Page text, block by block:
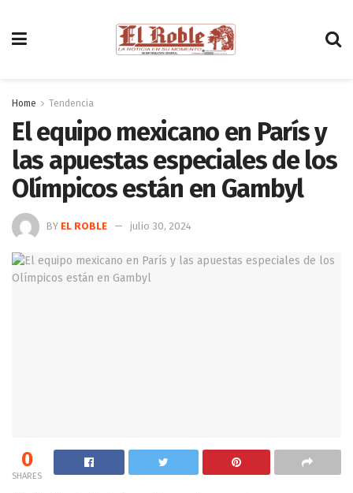
Home Tendencia
El equipo mexicano en París y
las apuestas especiales de los
Olímpicos están en Gambyl
BY EL ROBLE julio 30, 2024
0
SHARES